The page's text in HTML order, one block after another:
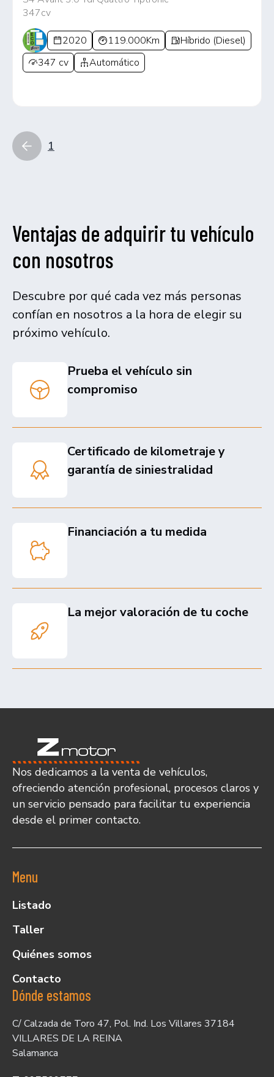
347cv
2020 119.000Km
Híbrido (Diesel)
347 cv
Automático
1
Ventajas de adquirir tu vehículo
con nosotros
Descubre por qué cada vez más personas
confían en nosotros a la hora de elegir su
próximo vehículo.
Prueba el vehículo sin
compromiso
Certificado de kilometraje y
garantía de siniestralidad
Financiación a tu medida
La mejor valoración de tu coche
Nos dedicamos a la venta de vehículos,
ofreciendo atención profesional, procesos claros y
un servicio pensado para facilitar tu experiencia
desde el primer contacto.
Menu
Listado
Taller
Quiénes somos
Contacto
Dónde estamos
C/ Calzada de Toro 47, Pol. Ind. Los Villares 37184
VILLARES DE LA REINA
Salamanca